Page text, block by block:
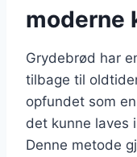
moderne
Grydebrød har
tilbage til
opfundet som
det kunne laves
Denne metode